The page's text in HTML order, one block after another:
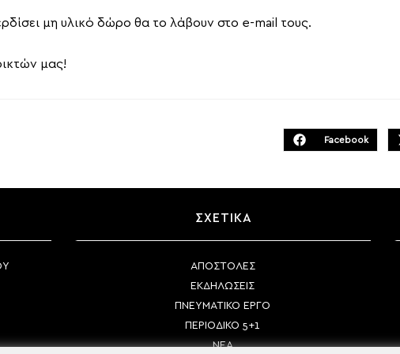
μη υλικό δώρο θα το λάβουν στο e-mail τους.
μας!
Opens
window
Facebook
ΣΧΕΤΙΚΑ
ΑΠΟΣΤΟΛΕΣ
ΕΚΔΗΛΩΣΕΙΣ
ΠΝΕΥΜΑΤΙΚΟ ΕΡΓΟ
ΠΕΡΙΟΔΙΚΟ 5+1
ΝΕΑ